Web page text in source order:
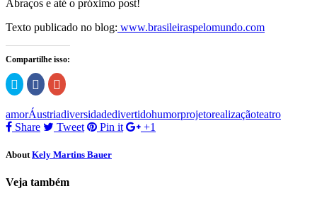
Abraços e até o próximo post!
Texto publicado no blog: www.brasileiraspelomundo.com
Compartilhe isso:
Clique
para
compartilhar
Twitter(abre
em
nova
Clique
para
compartilhar
Facebook(abre
em
nova
Compartilhe
no
em
nova
janela)
amorÁustriadiversidadedivertidohumorprojetorealizaçãoteatro
Share
Tweet Pin it +1
About Kely Martins Bauer
Veja também